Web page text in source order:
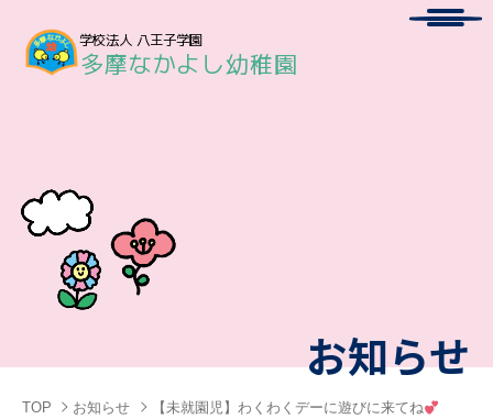
学校法人 八王子学園
多摩なかよし幼稚園
お知らせ
TOP お知らせ 【未就園児】わくわくデーに遊びに来てね